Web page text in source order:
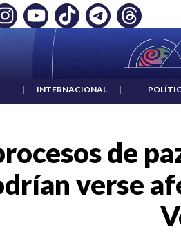
"HABLAR NO ES UN CRIMEN":
| INTERNACIONAL |
de
verse